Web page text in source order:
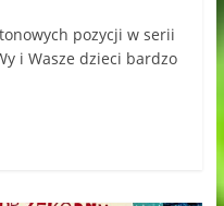
pozycji w serii
i Wasze dzieci bardzo